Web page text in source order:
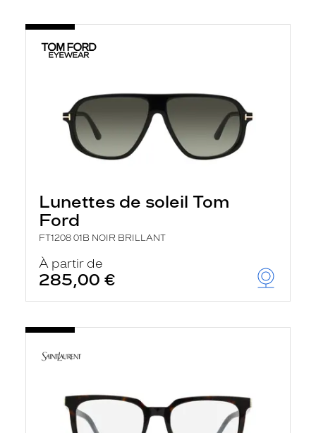
Lunettes de soleil Tom
Ford
FT1208 01B NOIR BRILLANT
À partir de
285,00 €